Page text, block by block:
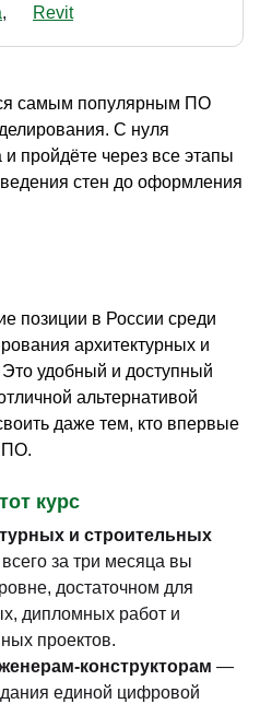
Revit
самым популярным ПО
С нуля
пройдёте через все этапы
стен до оформления
позиции в России среди
архитектурных и
удобный и доступный
альтернативой
даже тем, кто впервые
ПО.
курс
и строительных
за три месяца вы
достаточном для
дипломных работ и
проектов.
конструкторам —
единой цифровой